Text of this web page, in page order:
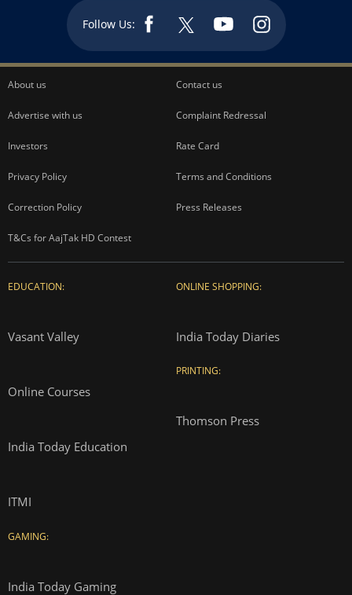
Follow Us:
About us Contact us
Advertise with us Complaint Redressal
Investors Rate Card
Privacy Policy Terms and Conditions
Correction Policy Press Releases
T&Cs for AajTak HD Contest
EDUCATION:
Vasant Valley
Online Courses
India Today Education
ITMI
GAMING:
India Today Gaming
ONLINE SHOPPING:
India Today Diaries
PRINTING:
Thomson Press